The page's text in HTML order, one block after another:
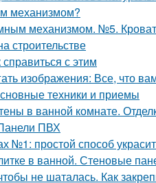
механизмом?
механизмом. №5.
строительстве
с этим
изображения: Все, что
техники и приемы
в ванной комнате.
ПВХ
№1: простой способ
в ванной. Стеновые
не шаталась. Как